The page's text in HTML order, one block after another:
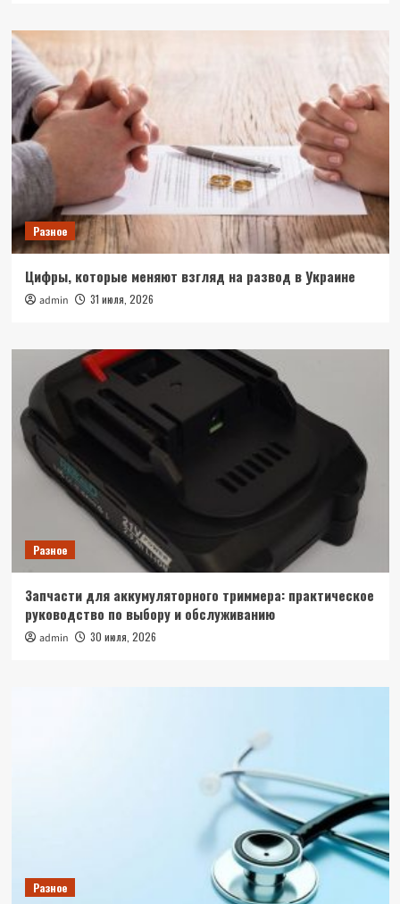
Разное
Цифры, которые меняют взгляд на развод в Украине
admin 31 июля, 2026
Разное
Запчасти для аккумуляторного триммера: практическое
руководство по выбору и обслуживанию
admin 30 июля, 2026
Разное